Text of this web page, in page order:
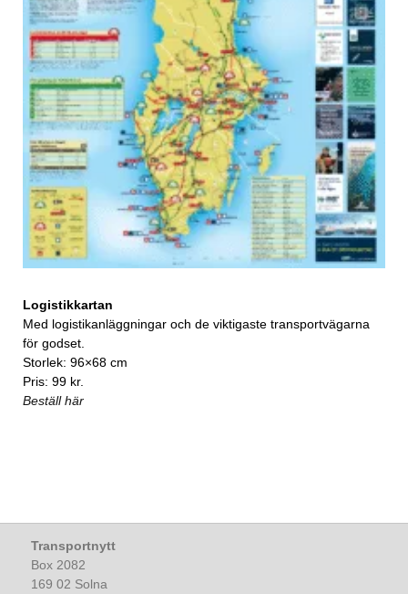
Logistikkartan
Med logistikanläggningar och de viktigaste transportvägarna
för godset.
Storlek: 96×68 cm
Pris: 99 kr.
Beställ här
Transportnytt
Box 2082
169 02 Solna